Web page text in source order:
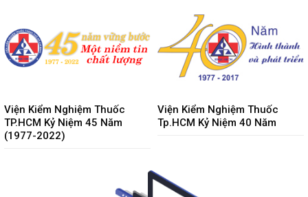
Viện Kiểm Nghiệm Thuốc
TP.HCM Kỷ Niệm 45 Năm
(1977-2022)
Viện Kiểm Nghiệm Thuốc
Tp.HCM Kỷ Niệm 40 Năm